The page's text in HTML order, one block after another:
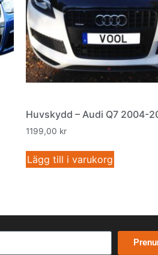
Huvskydd – Audi Q7 2004-
1199,00 kr
Lägg till i varukorg